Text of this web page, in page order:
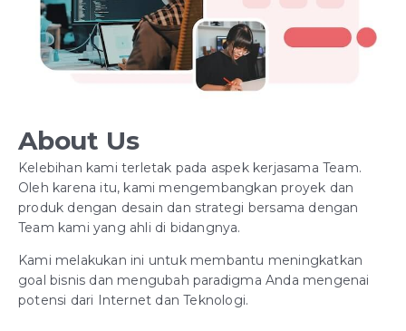
About Us
Kelebihan kami terletak pada aspek kerjasama Team.
Oleh karena itu, kami mengembangkan proyek dan
produk dengan desain dan strategi bersama dengan
Team kami yang ahli di bidangnya.
Kami melakukan ini untuk membantu meningkatkan
goal bisnis dan mengubah paradigma Anda mengenai
potensi dari Internet dan Teknologi.